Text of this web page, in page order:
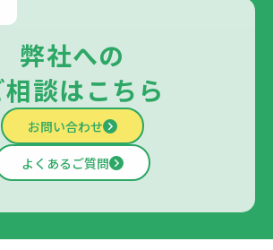
弊社への
相談はこちら
お問い合わせ
よくあるご質問